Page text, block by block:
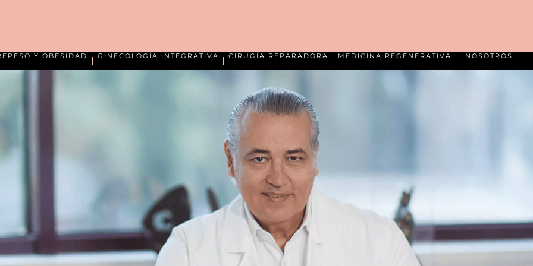
Y OBESIDAD GINECOLOGÍA INTEGRATIVA CIRUGÍA REPARADORA MEDICINA REGENERATIVA NOSOTROS